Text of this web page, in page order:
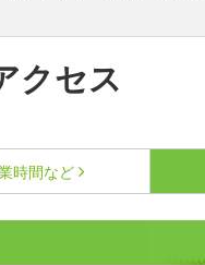
クセス
時間など